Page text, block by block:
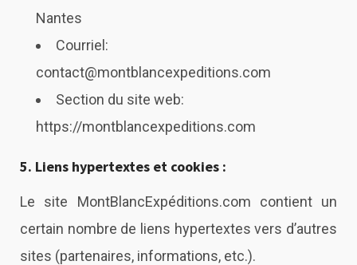
Nantes
Courriel:
contact@montblancexpeditions.com
Section du site web:
https://montblancexpeditions.com
5. Liens hypertextes et cookies :
Le site MontBlancExpéditions.com contient un
certain nombre de liens hypertextes vers d’autres
sites (partenaires, informations, etc.).